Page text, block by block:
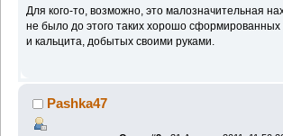
Для кого-то, возможно, это малозначительная
не было до этого таких хорошо сформированных
и кальцита, добытых своими руками.
Pashka47